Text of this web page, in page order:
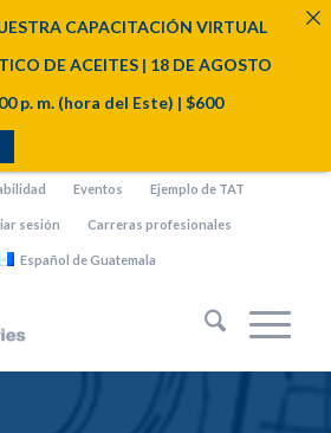
Eventos Ejemplo de TAT
sesión Carreras profesionales
Español de Guatemala
CAPACITACIÓN VIRTUAL
DE ACEITES | 18 DE AGOSTO
p. m. (hora del Este) | $600